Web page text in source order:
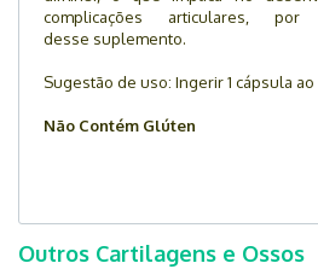
complicações articulares,
desse suplemento.
Sugestão de uso: Ingerir 1 cápsula ao
Não Contém Glúten
Outros Cartilagens e Ossos